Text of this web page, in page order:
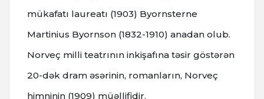
mükafatı laureatı (1903) Byornsterne
Martinius Byornson (1832-1910) anadan olub.
Norveç milli teatrının inkişafına təsir göstərən
20-dək dram əsərinin, romanların, Norveç
himninin (1909) müəllifidir.